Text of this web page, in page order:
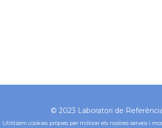
© 2023 Laboratori de
Utilitzem cookies pròpies per millorar els nostres serveis i